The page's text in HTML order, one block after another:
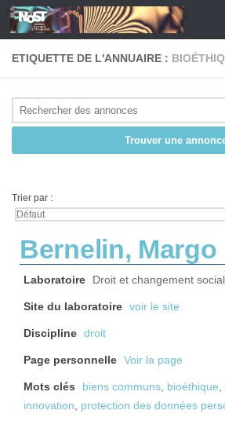
Skip to content
ETIQUETTE DE L'ANNUAIRE :
Trier par :
Bernelin, Margo
Laboratoire Droit et changement social
Site du laboratoire voir le site
Discipline droit
Page personnelle Voir la page
Mots clés biens communs, bioéthique,
innovation, protection des données